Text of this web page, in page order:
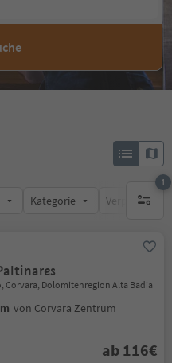
Kategorie
1
1
Corvara, Dolomitenregion Alta Badia
von Corvara Zentrum
ab 116€